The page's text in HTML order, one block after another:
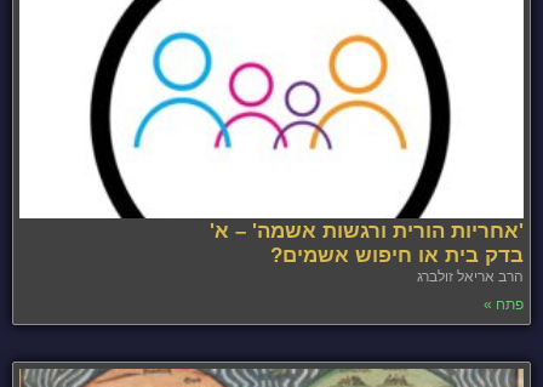
'אחריות הורית ורגשות אשמה' – א'
בדק בית או חיפוש אשמים?
הרב אריאל זולברג
פתח »